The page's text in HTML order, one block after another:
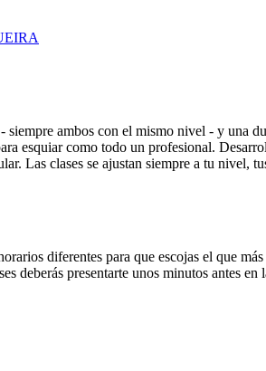
ambos con el mismo nivel - y una
esquiar como todo un profesional.
Las clases se ajustan siempre a tu nivel,
diferentes para que escojas el que
deberás presentarte unos minutos antes